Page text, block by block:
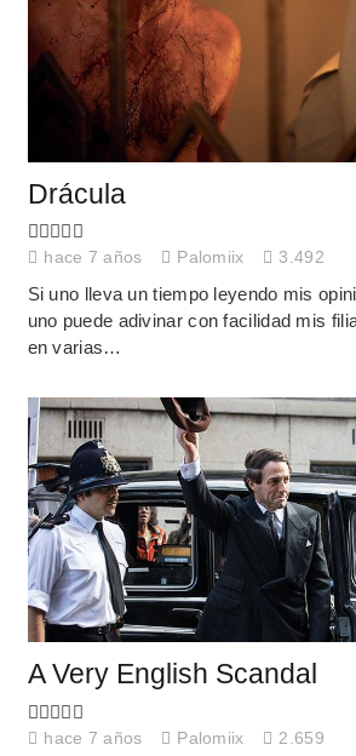
Drácula
hace 7 años Palomiix 3.492
Si uno lleva un tiempo leyendo mis
uno puede adivinar con facilidad mis
en varias…
A Very English Scandal
hace 7 años Palomiix 2.659